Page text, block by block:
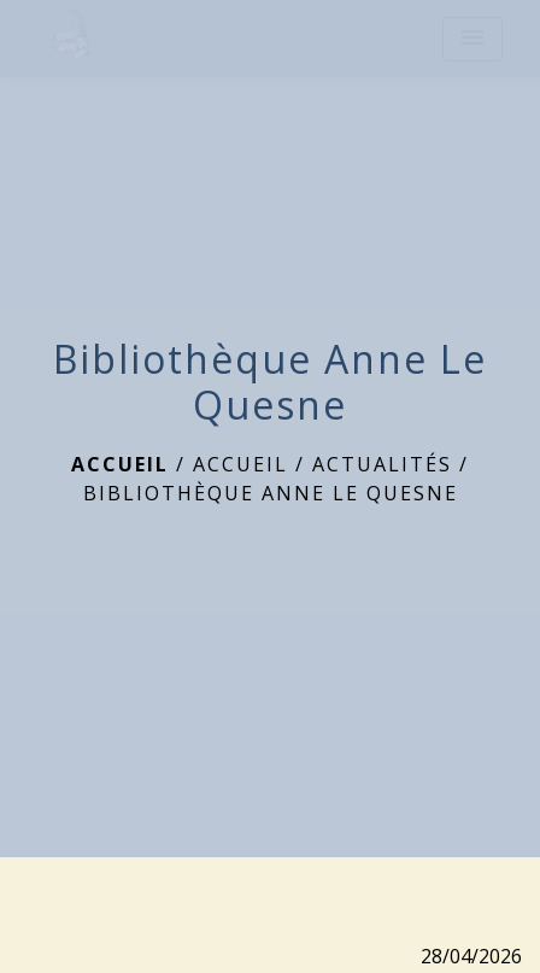
Bibliothèque Anne Le
Quesne
ACCUEIL / ACCUEIL / ACTUALITÉS /
BIBLIOTHÈQUE ANNE LE QUESNE
28/04/2026